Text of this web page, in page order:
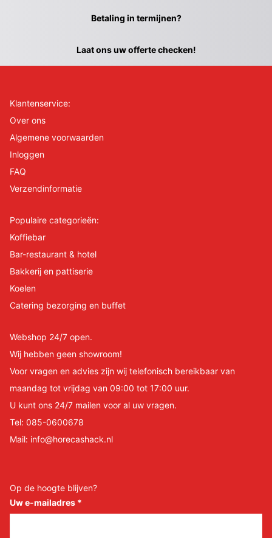
Betaling in termijnen?
Laat ons uw offerte checken!
Klantenservice:
Over ons
Algemene voorwaarden
Inloggen
FAQ
Verzendinformatie
Populaire categorieën:
Koffiebar
Bar-restaurant & hotel
Bakkerij en pattiserie
Koelen
Catering bezorging en buffet
Webshop 24/7 open.
Wij hebben geen showroom!
Voor vragen en advies zijn wij telefonisch bereikbaar van
maandag tot vrijdag van 09:00 tot 17:00 uur.
U kunt ons 24/7 mailen voor al uw vragen.
Tel: 085-0600678
Mail: info@horecashack.nl
Op de hoogte blijven?
Uw e-mailadres *